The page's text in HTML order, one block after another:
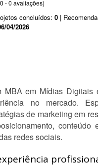
- 0 avaliações)
concluídos: 0 |
04/2026
MBA em Mídias Digitais
no mercado.
de marketing em
conteúdo
redes sociais.